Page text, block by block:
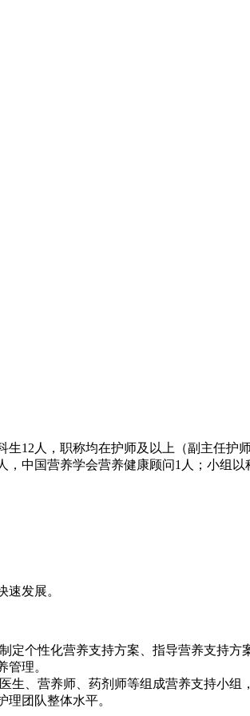
12人，职称均在护师及以上（副主任护
中国营养学会营养健康顾问1人；小组
发展。
个性化营养支持方案、指导营养支持方
理。
、营养师、药剂师等组成营养支持小组
团队整体水平。